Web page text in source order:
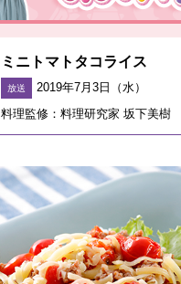
ミニトマトタコライス
放送
2019年7月3日（水）
料理監修：料理研究家 坂下美樹